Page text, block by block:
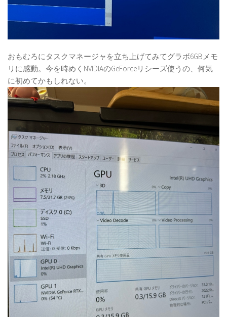
おもむろにタスクマネージャを立ち上げてみてグラボ6GBメモ
リに感動。今を時めくNVIDIAのGeForceリシーズ使うの、何気
に初めてかもしれない。